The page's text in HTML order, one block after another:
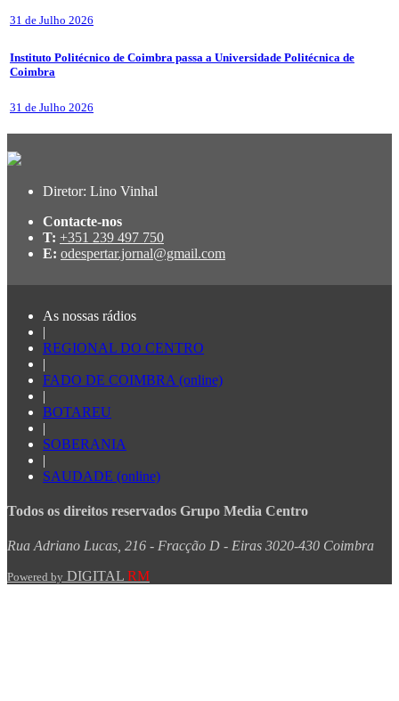
31 de Julho 2026
Instituto Politécnico de Coimbra passa a Universidade Politécnica de
Coimbra
31 de Julho 2026
Diretor: Lino Vinhal
Contacte-nos
T: +351 239 497 750
E: odespertar.jornal@gmail.com
As nossas rádios
|
REGIONAL DO CENTRO
|
FADO DE COIMBRA (online)
|
BOTAREU
|
SOBERANIA
|
SAUDADE (online)
Todos os direitos reservados Grupo Media Centro
Rua Adriano Lucas, 216 - Fracção D - Eiras 3020-430 Coimbra
Powered by DIGITAL RM